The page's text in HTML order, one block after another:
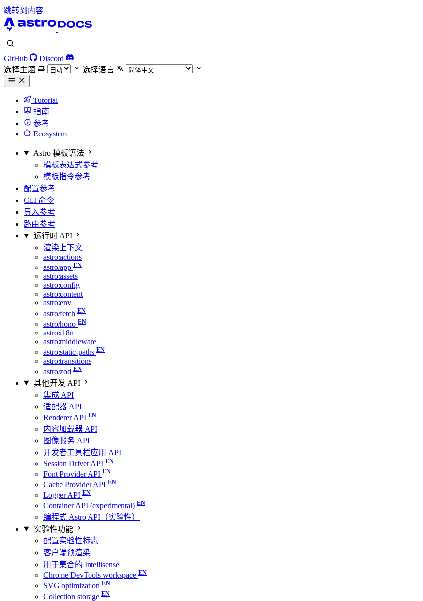
跳转到内容
GitHub
Discord
选择主题
选择语言
Tutorial
指南
参考
Ecosystem
Astro 模板语法
模板表达式参考
模板指令参考
配置参考
CLI 命令
导入参考
路由参考
运行时 API
渲染上下文
astro:actions
astro/app
astro:assets
astro:config
astro:content
astro:env
astro/fetch
astro/hono
astro:i18n
astro:middleware
astro:static-paths
astro:transitions
astro/zod
其他开发 API
集成 API
适配器 API
Renderer API
内容加载器 API
图像服务 API
开发者工具栏应用 API
Session Driver API
Font Provider API
Cache Provider API
Logger API
Container API (experimental)
编程式 Astro API（实验性）
实验性功能
配置实验性标志
客户端预渲染
用于集合的 Intellisense
Chrome DevTools workspace
SVG optimization
Collection storage